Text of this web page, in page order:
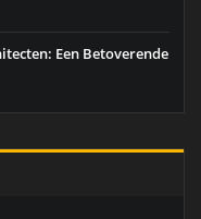
Een Betoverende